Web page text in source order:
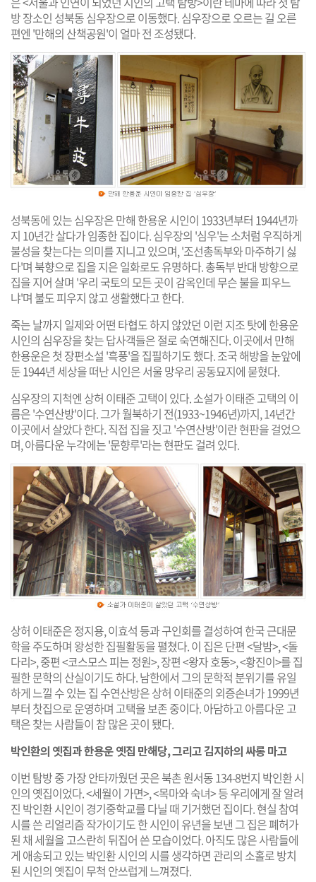
방 장소인 성북동 심우장으로 이동했다. 심우장으로 오르는 길 오른
편엔 '만해의 산책공원'이 얼마 전 조성됐다.
성북동에 있는 심우장은 만해 한용운 시인이 1933년부터 1944년까
지 10년간 살다가 임종한 집이다. 심우장의 '심우'는 소처럼 우직하게
불성을 찾는다는 의미를 지니고 있으며, '조선총독부와 마주하기 싫
다'며 북향으로 집을 지은 일화로도 유명하다. 총독부 반대 방향으로
집을 지어 살며 '우리 국토의 모든 곳이 감옥인데 무슨 불을 피우느
냐'며 불도 피우지 않고 생활했다고 한다.
죽는 날까지 일제와 어떤 타협도 하지 않았던 이런 지조 탓에 한용운
시인의 심우장을 찾는 답사객들은 절로 숙연해진다. 이곳에서 만해
한용운은 첫 장편소설 '흑풍'을 집필하기도 했다. 조국 해방을 눈앞에
둔 1944년 세상을 떠난 시인은 서울 망우리 공동묘지에 묻혔다.
심우장의 지척엔 상허 이태준 고택이 있다. 소설가 이태준 고택의 이
름은 '수연산방'이다. 그가 월북하기 전(1933~1946년)까지, 14년간
이곳에서 살았다 한다. 직접 집을 짓고 '수연산방'이란 현판을 걸었으
며, 아름다운 누각에는 '문향루'라는 현판도 걸려 있다.
상허 이태준은 정지용, 이효석 등과 구인회를 결성하여 한국 근대문
학을 주도하며 왕성한 집필활동을 펼쳤다. 이 집은 단편 <달밤>, <돌
다리>, 중편 <코스모스 피는 정원>, 장편 <왕자 호동>, <황진이>를 집
필한 문학의 산실이기도 하다. 남한에서 그의 문학적 분위기를 유일
하게 느낄 수 있는 집 수연산방은 상허 이태준의 외증손녀가 1999년
부터 찻집으로 운영하며 고택을 보존 중이다. 아담하고 아름다운 고
택은 찾는 사람들이 참 많은 곳이 됐다.
박인환의 옛집과 한용운 옛집 만해당, 그리고 김지하의 싸롱 마고
이번 탐방 중 가장 안타까웠던 곳은 북촌 원서동 134-8번지 박인환 시
인의 옛집이었다. <세월이 가면>, <목마와 숙녀> 등 우리에게 잘 알려
진 박인환 시인이 경기중학교를 다닐 때 기거했던 집이다. 현실 참여
시를 쓴 리얼리즘 작가이기도 한 시인이 유년을 보낸 그 집은 폐허가
된 채 세월을 고스란히 뒤집어 쓴 모습이었다. 아직도 많은 사람들에
게 애송되고 있는 박인환 시인의 시를 생각하면 관리의 소홀로 방치
된 시인의 옛집이 무척 안쓰럽게 느껴졌다.